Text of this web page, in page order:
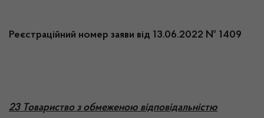
Реєстраційний номер заяви від 13.06.2022 № 1409
23 Товариство з обмеженою відповідальністю